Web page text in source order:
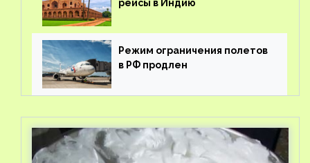
рейсы в Индию
Режим ограничения полетов
в РФ продлен